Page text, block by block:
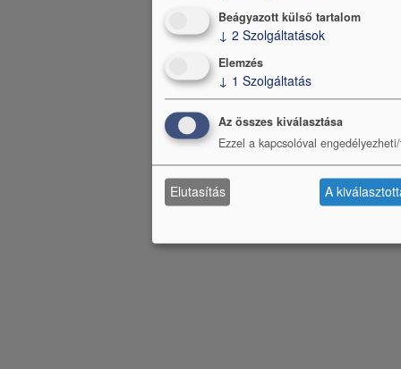
Beágyazott külső tartalom
↓ 2 Szolgáltatások
Elemzés
↓ 1 Szolgáltatás
Az összes kiválasztása
Ezzel a kapcsolóval
Elutasítás A